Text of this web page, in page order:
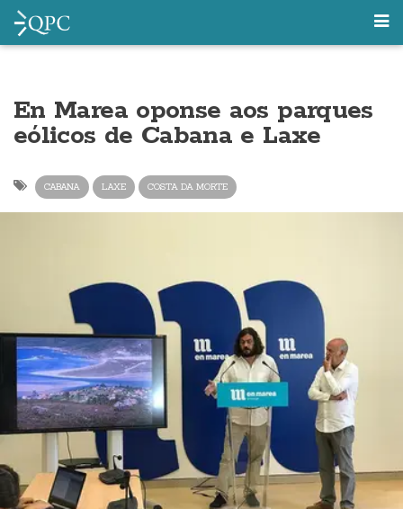
En Marea oponse aos parques
eólicos de Cabana e Laxe
CABANA LAXE COSTA DA MORTE